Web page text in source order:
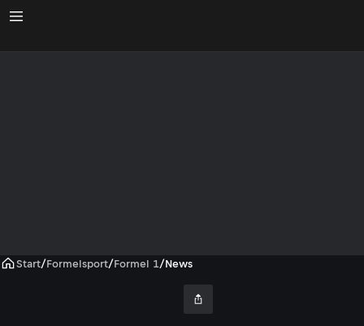
Start/Formelsport/Formel 1/News